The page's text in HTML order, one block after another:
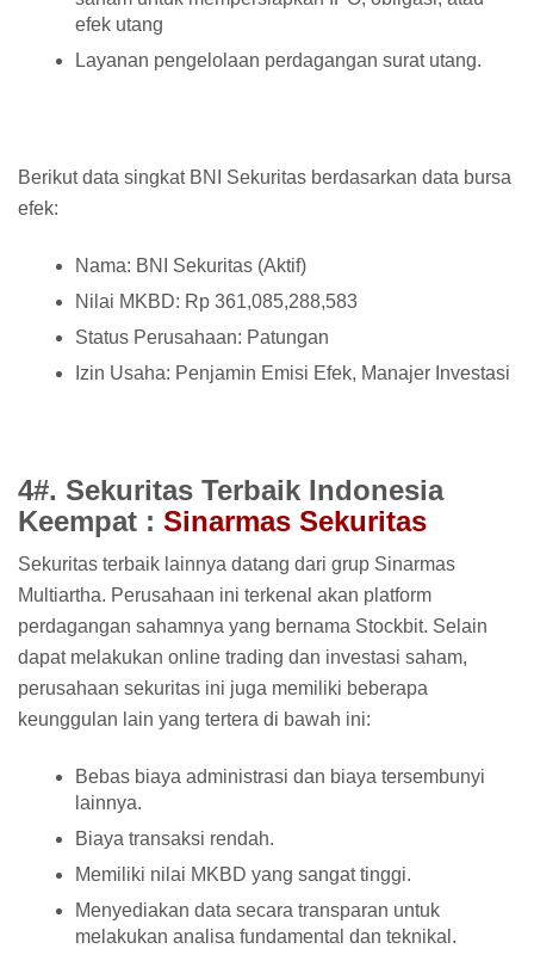
efek utang
Layanan pengelolaan perdagangan surat utang.
Berikut data singkat BNI Sekuritas berdasarkan data bursa
efek:
Nama: BNI Sekuritas (Aktif)
Nilai MKBD: Rp 361,085,288,583
Status Perusahaan: Patungan
Izin Usaha: Penjamin Emisi Efek, Manajer Investasi
4#. Sekuritas Terbaik Indonesia
Keempat : Sinarmas Sekuritas
Sekuritas terbaik lainnya datang dari grup Sinarmas
Multiartha. Perusahaan ini terkenal akan platform
perdagangan sahamnya yang bernama Stockbit. Selain
dapat melakukan online trading dan investasi saham,
perusahaan sekuritas ini juga memiliki beberapa
keunggulan lain yang tertera di bawah ini:
Bebas biaya administrasi dan biaya tersembunyi
lainnya.
Biaya transaksi rendah.
Memiliki nilai MKBD yang sangat tinggi.
Menyediakan data secara transparan untuk
melakukan analisa fundamental dan teknikal.